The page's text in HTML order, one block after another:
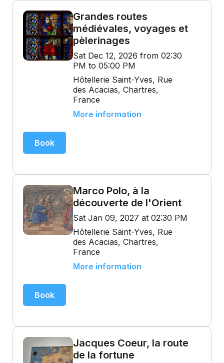
Grandes routes
médiévales, voyages et
pèlerinages
Sat Dec 12, 2026 from 02:30
PM to 05:00 PM
Hôtellerie Saint-Yves, Rue
des Acacias, Chartres,
France
More information
Book
Marco Polo, à la
découverte de l'Orient
Sat Jan 09, 2027 at 02:30 PM
Hôtellerie Saint-Yves, Rue
des Acacias, Chartres,
France
More information
Book
Jacques Coeur, la route
de la fortune